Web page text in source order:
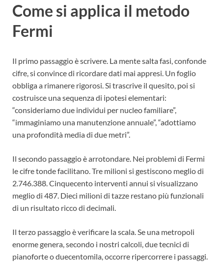
Come si applica il metodo
Fermi
Il primo passaggio è scrivere. La mente salta fasi, confonde
cifre, si convince di ricordare dati mai appresi. Un foglio
obbliga a rimanere rigorosi. Si trascrive il quesito, poi si
costruisce una sequenza di ipotesi elementari:
“consideriamo due individui per nucleo familiare”,
“immaginiamo una manutenzione annuale”, “adottiamo
una profondità media di due metri”.
Il secondo passaggio è arrotondare. Nei problemi di Fermi
le cifre tonde facilitano. Tre milioni si gestiscono meglio di
2.746.388. Cinquecento interventi annui si visualizzano
meglio di 487. Dieci milioni di tazze restano più funzionali
di un risultato ricco di decimali.
Il terzo passaggio è verificare la scala. Se una metropoli
enorme genera, secondo i nostri calcoli, due tecnici di
pianoforte o duecentomila, occorre ripercorrere i passaggi.